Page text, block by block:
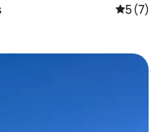
平均评分
5 (7)